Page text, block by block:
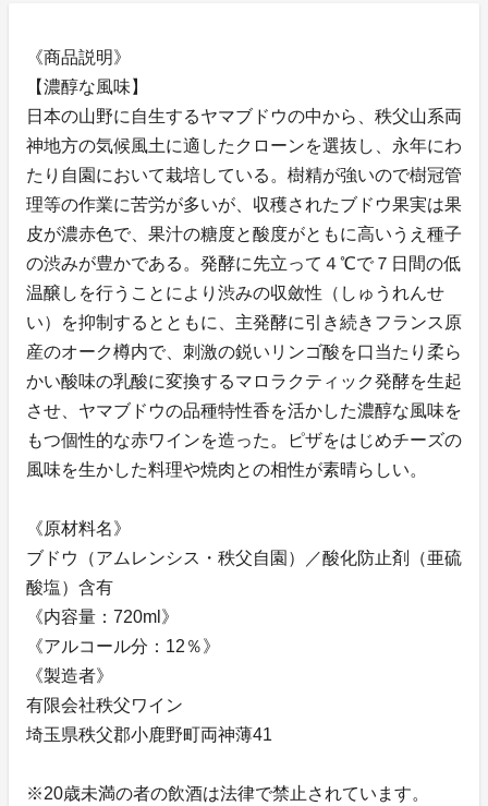
《商品説明》
【濃醇な風味】
日本の山野に自生するヤマブドウの中から、秩父山系両
神地方の気候風土に適したクローンを選抜し、永年にわ
たり自園において栽培している。樹精が強いので樹冠管
理等の作業に苦労が多いが、収穫されたブドウ果実は果
皮が濃赤色で、果汁の糖度と酸度がともに高いうえ種子
の渋みが豊かである。発酵に先立って４℃で７日間の低
温醸しを行うことにより渋みの収斂性（しゅうれんせ
い）を抑制するとともに、主発酵に引き続きフランス原
産のオーク樽内で、刺激の鋭いリンゴ酸を口当たり柔ら
かい酸味の乳酸に変換するマロラクティック発酵を生起
させ、ヤマブドウの品種特性香を活かした濃醇な風味を
もつ個性的な赤ワインを造った。ピザをはじめチーズの
風味を生かした料理や焼肉との相性が素晴らしい。
《原材料名》
ブドウ（アムレンシス・秩父自園）／酸化防止剤（亜硫
酸塩）含有
《内容量：720ml》
《アルコール分：12％》
《製造者》
有限会社秩父ワイン
埼玉県秩父郡小鹿野町両神薄41
※20歳未満の者の飲酒は法律で禁止されています。